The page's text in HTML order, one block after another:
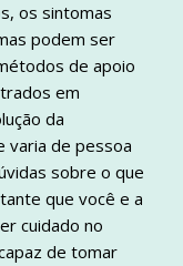
os sintomas
podem ser
de apoio
em
da
varia de pessoa
sobre o que
que você e a
cuidado no
de tomar